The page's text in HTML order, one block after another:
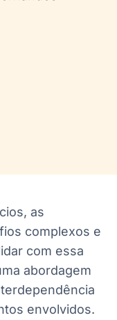
as
complexos e
com essa
abordagem
envolvidos.